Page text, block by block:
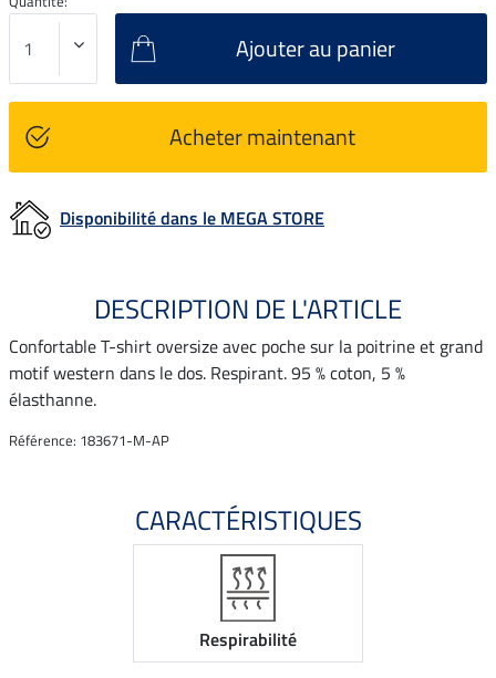
Ajouter au panier
Acheter maintenant
Disponibilité dans le MEGA STORE
DESCRIPTION DE L'ARTICLE
Confortable T-shirt oversize avec poche sur la poitrine et grand
motif western dans le dos. Respirant. 95 % coton, 5 %
élasthanne.
Référence: 183671-M-AP
CARACTÉRISTIQUES
Respirabilité